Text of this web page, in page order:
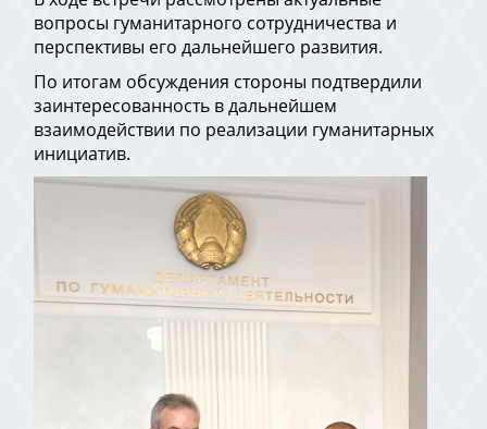
вопросы гуманитарного сотрудничества и
перспективы его дальнейшего развития.
По итогам обсуждения стороны подтвердили
заинтересованность в дальнейшем
взаимодействии по реализации гуманитарных
инициатив.